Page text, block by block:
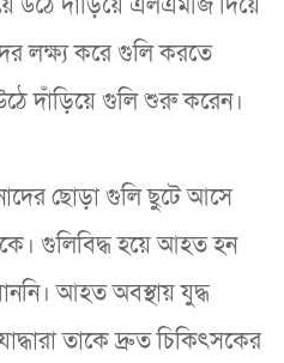
লক্ষ্য করে গুলি করতে
দাঁড়িয়ে গুলি শুরু করেন।
ছোড়া গুলি ছুটে আসে
গুলিবিদ্ধ হয়ে আহত হন
আহত অবস্থায় যুদ্ধ
তাকে দ্রুত চিকিৎসকের